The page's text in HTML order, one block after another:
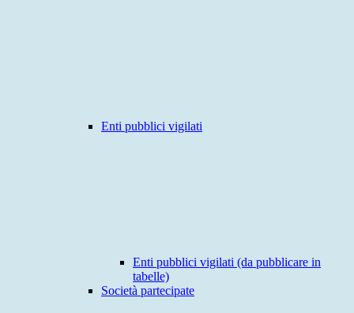
Enti pubblici vigilati
Enti pubblici vigilati (da pubblicare in
tabelle)
Società partecipate